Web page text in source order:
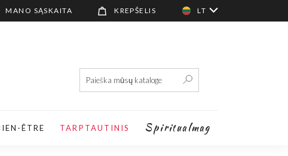
MANO SĄSKAITA KREPŠELIS LT
ÊTRE TARPTAUTINIS Spiritualmag